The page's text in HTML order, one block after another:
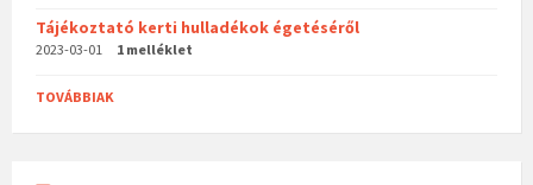
Tájékoztató kerti hulladékok égetéséről
2023-03-01 1 melléklet
TOVÁBBIAK